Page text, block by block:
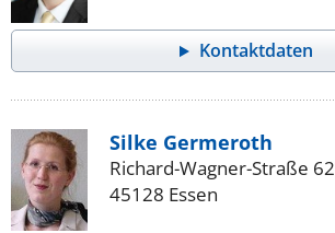
Kontaktdaten
Silke Germeroth
Richard-Wagner-Straße 62
45128 Essen